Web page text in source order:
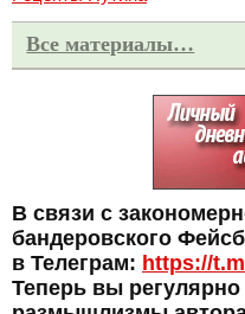
Все материалы…
В связи с
бандеровского
в Телеграм: https://
Теперь вы